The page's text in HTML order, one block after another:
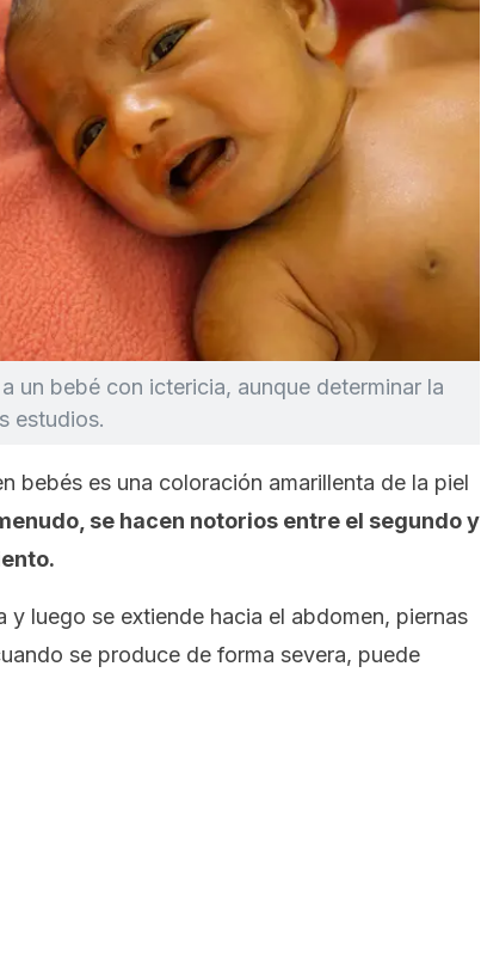
un bebé con ictericia, aunque determinar la
estudios.
bebés es una coloración amarillenta de la piel
se hacen notorios entre el segundo y
y luego se extiende hacia el abdomen, piernas
se produce de forma severa, puede